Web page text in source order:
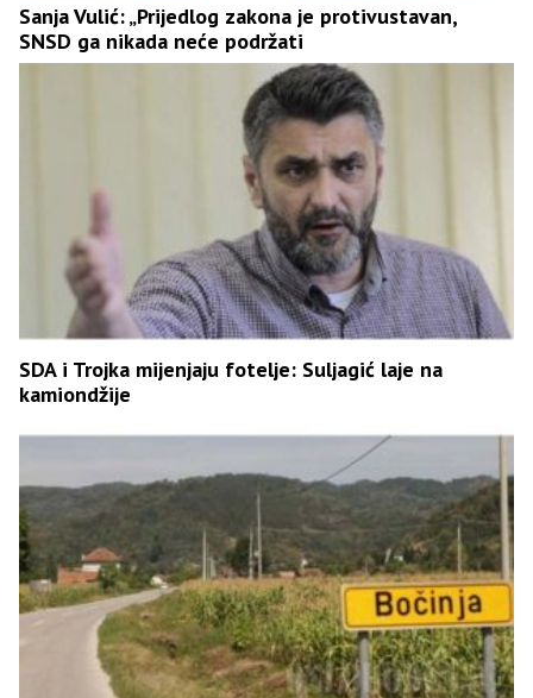
Sanja Vulić: „Prijedlog zakona je protivustavan,
SNSD ga nikada neće podržati
SDA i Trojka mijenjaju fotelje: Suljagić laje na
kamiondžije